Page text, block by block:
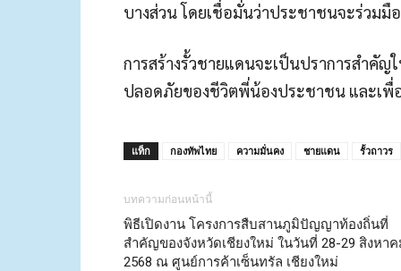
บางส่วน โดยเชื่อมั่นว่าประชาชนจะร่วม
การสร้างรั้วชายแดนจะเป็นปราการสำคัญ
ปลอดภัยของชีวิตพี่น้องประชาชน และเพื่
แท็ก กองทัพไทย ความมั่นคง ชายแดน รั้วถาวร
บทความก่อนหน้านี้
พิธีเปิดงาน โครงการสืบสานภูมิปัญญาท้องถิ่นที่
สำคัญของจังหวัดเชียงใหม่ ในวันที่ 28-29 สิงหา
2568 ณ ศูนย์การค้าเซ็นทรัล เชียงใหม่